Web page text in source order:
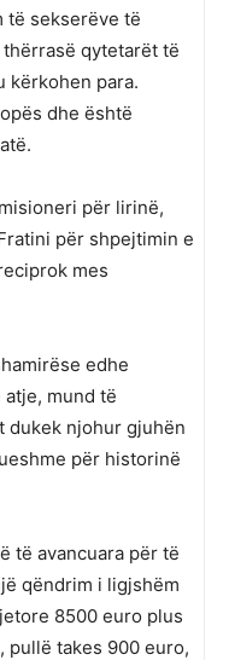
të sekserëve të
qytetarët të
kërkohen para.
dhe është
për lirinë,
për shpejtimin e
mes
edhe
atje, mund të
dukek njohur gjuhën
për historinë
të avancuara për të
qëndrim i ligjshëm
8500 euro plus
pullë takes 900 euro,